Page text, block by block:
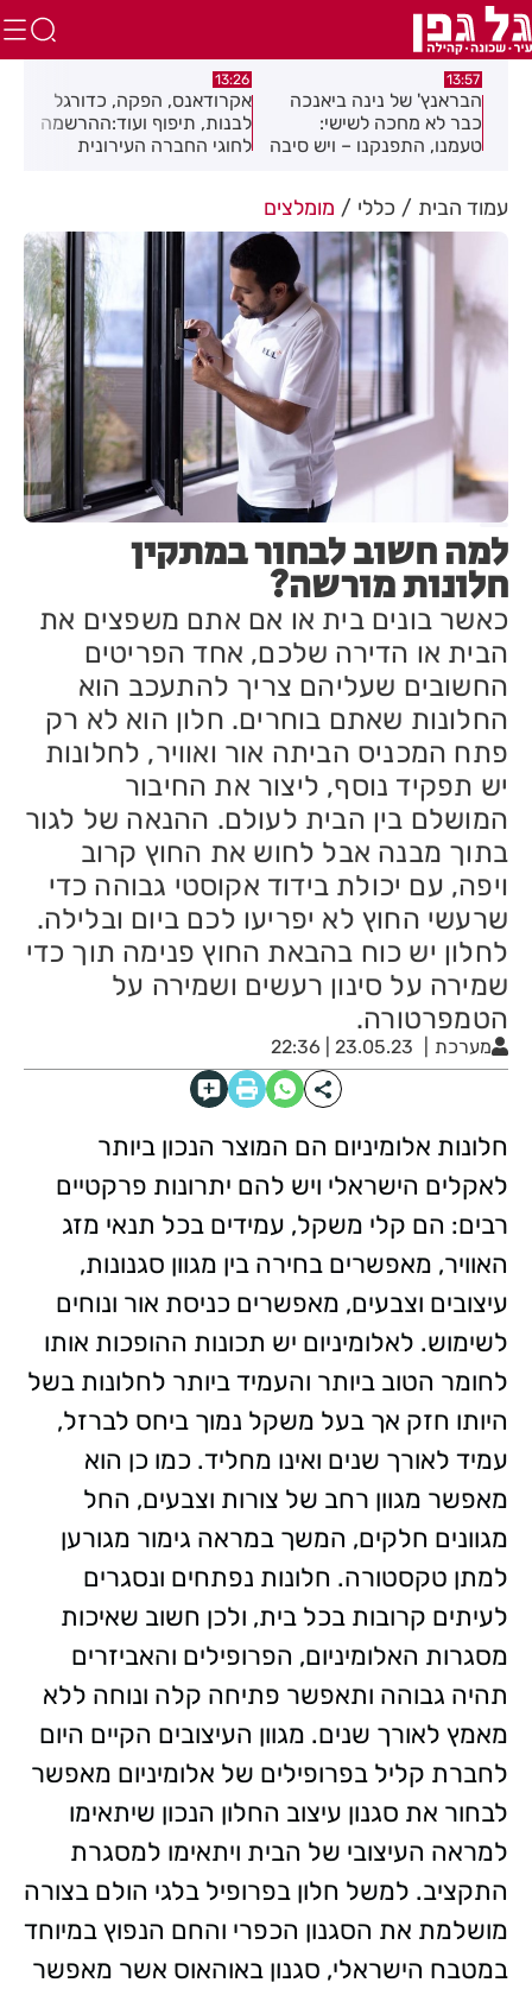
נינה ביאנכה
לשישי:
– ויש סיבה
אקרודאנס, הפקה, כדורגל
לבנות, תיפוף ועוד:ההרשמה
לחוגי החברה העירונית
מראשון לציון
תיקי בית ספר וציוד
יחולקו לילדים
עמוד הבית כללי מומלצים
למה חשוב לבחור במתקין
חלונות מורשה?
כאשר בונים בית או אם אתם משפצים את
הבית או הדירה שלכם, אחד הפריטים
החשובים שעליהם צריך להתעכב הוא
החלונות שאתם בוחרים. חלון הוא לא רק
פתח המכניס הביתה אור ואוויר, לחלונות
יש תפקיד נוסף, ליצור את החיבור
המושלם בין הבית לעולם. ההנאה של לגור
בתוך מבנה אבל לחוש את החוץ קרוב
ויפה, עם יכולת בידוד אקוסטי גבוהה כדי
שרעשי החוץ לא יפריעו לכם ביום ובלילה.
לחלון יש כוח בהבאת החוץ פנימה תוך כדי
שמירה על סינון רעשים ושמירה על
הטמפרטורה.
מערכת 23.05.23 | 22:36
חלונות אלומיניום הם המוצר הנכון ביותר
לאקלים הישראלי ויש להם יתרונות פרקטיים
רבים: הם קלי משקל, עמידים בכל תנאי מזג
האוויר, מאפשרים בחירה בין מגוון סגנונות,
עיצובים וצבעים, מאפשרים כניסת אור ונוחים
לשימוש. לאלומיניום יש תכונות ההופכות אותו
לחומר הטוב ביותר והעמיד ביותר לחלונות בשל
היותו חזק אך בעל משקל נמוך ביחס לברזל,
עמיד לאורך שנים ואינו מחליד. כמו כן הוא
מאפשר מגוון רחב של צורות וצבעים, החל
מגוונים חלקים, המשך במראה גימור מגורען
למתן טקסטורה. חלונות נפתחים ונסגרים
לעיתים קרובות בכל בית, ולכן חשוב שאיכות
מסגרות האלומיניום, הפרופילים והאביזרים
תהיה גבוהה ותאפשר פתיחה קלה ונוחה ללא
מאמץ לאורך שנים. מגוון העיצובים הקיים היום
לחברת קליל בפרופילים של אלומיניום מאפשר
לבחור את סגנון עיצוב החלון הנכון שיתאימו
למראה העיצובי של הבית ויתאימו למסגרת
התקציב. למשל חלון בפרופיל בלגי הולם בצורה
מושלמת את הסגנון הכפרי והחם הנפוץ במיוחד
במטבח הישראלי, סגנון באוהאוס אשר מאפשר